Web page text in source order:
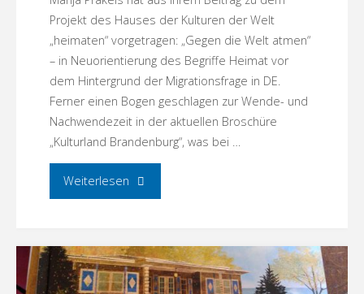
Projekt des Hauses der Kulturen der Welt
„heimaten“ vorgetragen: „Gegen die Welt atmen“
– in Neuorientierung des Begriffe Heimat vor
dem Hintergrund der Migrationsfrage in DE.
Ferner einen Bogen geschlagen zur Wende- und
Nachwendezeit in der aktuellen Broschüre
„Kulturland Brandenburg“, was bei …
Weiterlesen "Manja
unter
Apfelbäumen"